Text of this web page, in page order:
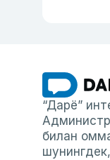
“Дарё”
билан